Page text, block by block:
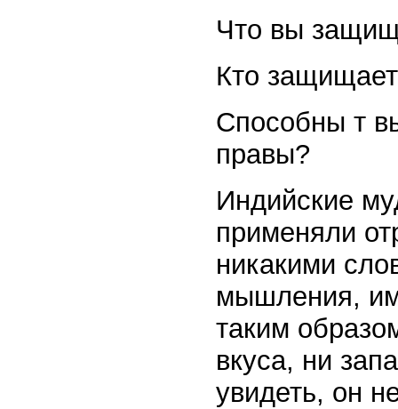
Что вы
Кто
Способны т
правы?
Индийские
применяли
никакими
мышления,
таким
вкуса, ни
увидеть, он